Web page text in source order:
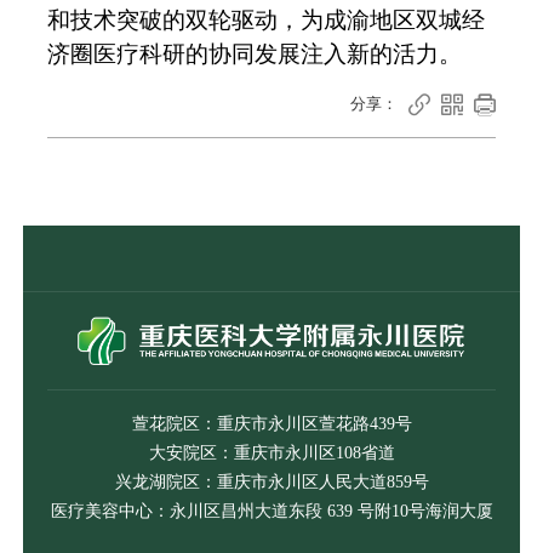
和技术突破的双轮驱动，为成渝地区双城经
济圈医疗科研的协同发展注入新的活力。
分享：   
萱花院区：重庆市永川区萱花路439号
大安院区：重庆市永川区108省道
兴龙湖院区：重庆市永川区人民大道859号
医疗美容中心：永川区昌州大道东段 639 号附10号海润大厦